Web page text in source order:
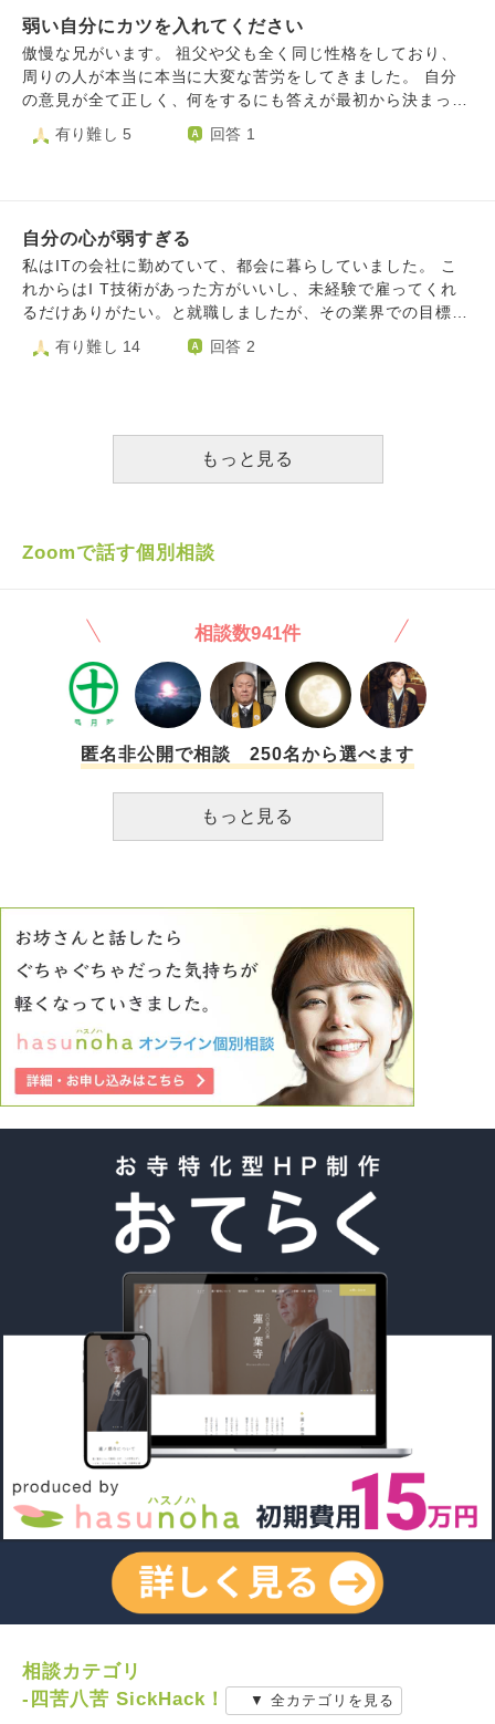
ったです。 自分がそういう人を引き寄せているんでしょう
か。弱っている人に責める言葉は逆効果と 気づかないので
しょうか？とても辛いです。
な私にご意見をお聞かせください。
愛がって貰えたり、一緒に育児したり、金銭的に大変なこと
があれば頼ることができたりしたのに… また、友人からそ
のような話を聞くと、 素直に、良いなあ〜〜〜(涙)と思い、
自分の状況をとても寂しく思ってしまいます。 (だからと言
で、週6日仕事ですが、この時期忙しくまた稼ぎ時であると
い気持ちもあり八つ当たりしそうになります。 気持ちを落
ち着けて、このように感じてることは言ってません。 義父
は子どもが苦手、義母はシングルファーザーとなった義兄へ
の協力で忙しく頼れる状況でもなく、 行政サービスの産後
えず。(それまでは泊まりのケアを使わせてもらい本当に助
だからどうということも自分でもよくわからないのですが、
弱い自分にカツを入れてください
傲慢な兄がいます。 祖父や父も全く同じ性格をしており、
周りの人が本当に本当に大変な苦労をしてきました。 自分
の意見が全て正しく、何をするにも答えが最初から決まって
います。誰かがそこを少しでも外れる行動や反対意見を言え
ば酷い目にあいます。 自分の思い通りにならないとすぐ捨
回されています。自分の思うように事が進まない事に腹を立
て、母が泣くまで当たり散らし、その度に遠方に住む私がな
ぐさめる日々です。 母は環境的に逃げ道がなく、自分を殺
して従っていくしかないように感じています。 私は今回ば
ていかない感覚があります。 兄には兄の言い分があるのは
う対処したら良いのか、また、母や自分の心を守るにはどう
したら良いのかわからなくなってしまいました。 この先も
対して亡くなった父が悲しむことはないと思います。生前そ
う言われて傷ついてきました。 解決したいのに、私の心が
した。 宜しくお願い致します。
有り難し 5 回答 1
自分の心が弱すぎる
私はITの会社に勤めていて、都会に暮らしていました。 こ
れからはI T技術があった方がいいし、未経験で雇ってくれ
るだけありがたい。と就職しましたが、その業界での目標が
立てられず、周りについていけないと思い退職しました。
ですが無職が耐えられず、アルバイトの面接も受けました
仕事でも何故か萎縮してしまい、ノートを取っていたのです
失敗したらどれだけの人に迷惑がかかるか、どんだけ損害が
出るかと隣に座った上司に脅されながら作業をした時もあり
ますと返事して周りの人にも挨拶をしてきました。 でも社
内にいる時間の記憶がほとんどなく、叱られて帰るような生
活だったのと、自分の関わった作業の規模が毎回大きいので
一つのミスでも損害が大きすぎると思い辞めました。 会社
だけのせいではなく私も向上心がなかった、受け身だったか
らだと思います。 萎縮して碌なコミニュケーションも取れ
のでそこに就職しています。小さな会社です。 田舎なので
すが、田舎は田舎で自分だけ取り残されたような気分にな
りしていて、「私ももっと必死に生きなければ」と思います
が目標を立てるのも怖いです。 実家に住んで、毎日同じ生
活を続けています。自分の外見だけが歳をとって、体験すべ
きことを体験してないまま時間が過ぎて行くような気がしま
ような気もしています。 何から取り掛かれば心を強く持っ
て自立した人間になれますか。また目標はどういうきっかけ
で見つけますか。
有り難し 14 回答 2
もっと見る
Zoomで話す個別相談
相談数941件
匿名非公開で相談 250名から選べます
もっと見る
相談カテゴリ
-四苦八苦 SickHack！
▼ 全カテゴリを見る